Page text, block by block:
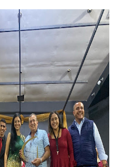
Plan de Renovación de
jornada recreativa a la
ciclos de formación
etapa de su Plan Vacacional
residencial en la
inclusión y atención a
“Ríe 2026” recorre las